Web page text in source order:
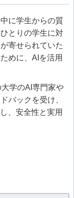
に学生からの質
とりの学生に対
寄せられていた
めに、AIを活用
学のAI専門家や
バックを受け、
、安全性と実用